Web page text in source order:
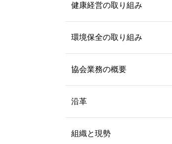
健康経営の取り組み
環境保全の取り組み
協会業務の概要
沿革
組織と現勢